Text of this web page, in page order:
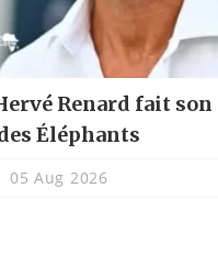
Renard fait
Éléphants
05 Aug 2026